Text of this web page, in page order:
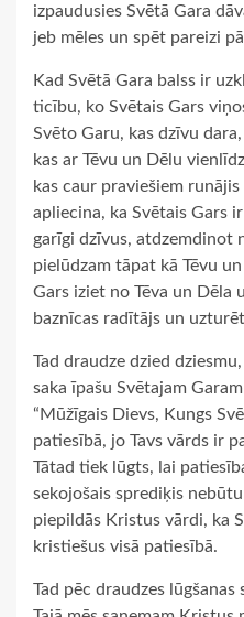
izpaudusies Svētā Gara
jeb mēles un spēt pareizi
Kad Svētā Gara balss ir
ticību, ko Svētais Gars
Svēto Garu, kas dzīvu
kas ar Tēvu un Dēlu
kas caur praviešiem
apliecina, ka Svētais Gars
garīgi dzīvus, atdzemdinot
pielūdzam tāpat kā Tēvu
Gars iziet no Tēva un Dēla
baznīcas radītājs un
Tad draudze dzied
saka īpašu Svētajam
“Mūžīgais Dievs, Kungs
patiesībā, jo Tavs vārds ir
Tātad tiek lūgts, lai
sekojošais sprediķis
piepildās Kristus vārdi, ka
kristiešus visā patiesībā.
Tad pēc draudzes lūgšanas